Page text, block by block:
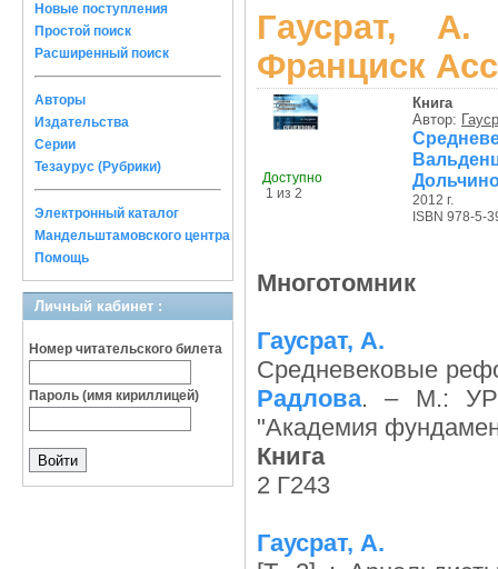
Новые поступления
Простой поиск
Расширенный поиск
Авторы
Издательства
Серии
Тезаурус (Рубрики)
Электронный каталог
Мандельштамовского центра
Помощь
Личный кабинет :
Номер читательского билета
Пароль (имя кириллицей)
Гаусрат,
Франциск
Доступно
1 из 2
Книга
Автор:
2012 г.
ISBN 978-5-
Многотомник
Гаусрат, А.
Средневековые
Радлова. – М.:
"Академия
Книга
2 Г243
Гаусрат, А.